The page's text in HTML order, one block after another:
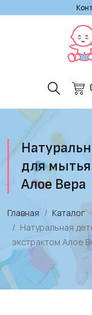
для
Алое Вера
Главная
Каталог
Натуральная
экстрактом Алое